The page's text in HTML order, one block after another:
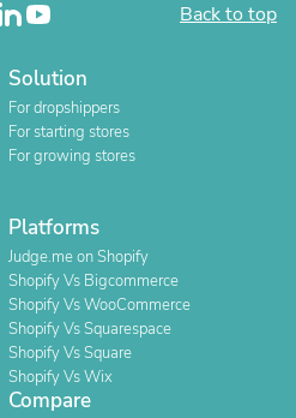
Back to top
Solution
For dropshippers
For starting stores
For growing stores
Platforms
Judge.me on Shopify
Shopify Vs Bigcommerce
Shopify Vs WooCommerce
Shopify Vs Squarespace
Shopify Vs Square
Shopify Vs Wix
Compare